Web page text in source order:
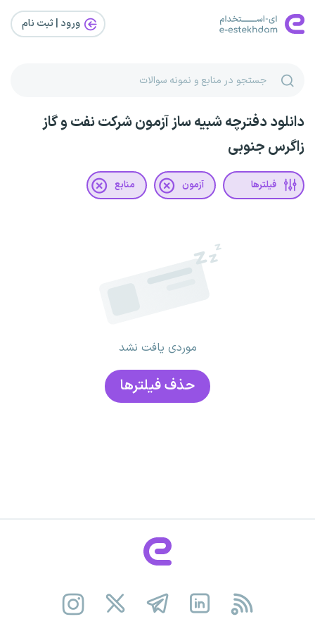
ورود | ثبت‌ نام
دانلود دفترچه شبیه ساز آزمون شرکت نفت و گاز
زاگرس جنوبی
فیلترها آزمون منابع
موردی یافت نشد
حذف فیلتر‌ها